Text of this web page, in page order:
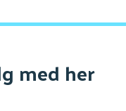
med her